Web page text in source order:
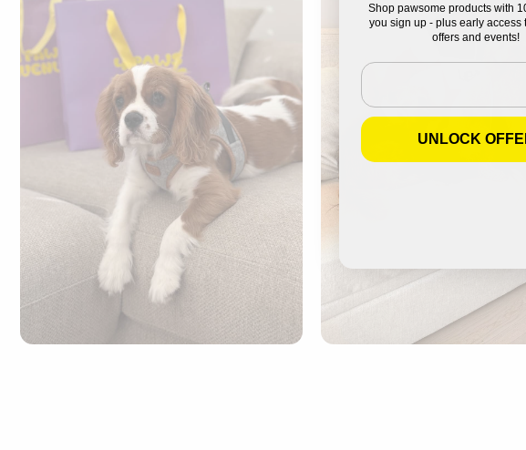
Shop pawsome products with
you sign up - plus early access
offers and events!
Email
UNLOCK